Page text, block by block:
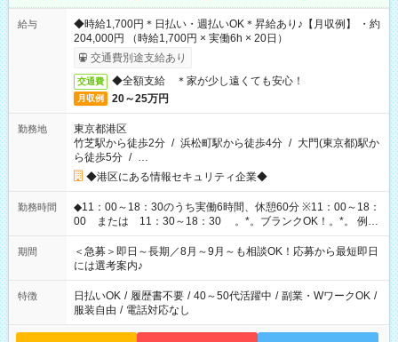
給与
◆時給1,700円＊日払い・週払いOK＊昇給あり♪【月収例】 ・約
204,000円 （時給1,700円 × 実働6h × 20日）
交通費別途支給あり
交通費 ◆全額支給 ＊家が少し遠くても安心！
月収例 20～25万円
勤務地
東京都港区
竹芝駅から徒歩2分 / 浜松町駅から徒歩4分 / 大門(東京都)駅か
ら徒歩5分 / …
◆港区にある情報セキュリティ企業◆
勤務時間
◆11：00～18：30のうち実働6時間、休憩60分 ※11：00～18：
00 または 11：30～18：30 。*。ブランクOK！。*。 例え
ば前職が、 在宅/財団法人/事務/コールセンター/受付/販売/カフェ
スタッフ スイーツ販売/ホテルフロント/化粧品販売/など 様々な
業界から入社して活躍されています♪
期間
＜急募＞即日～長期／8月～9月～も相談OK！応募から最短即日
には選考案内♪
特徴 日払いOK / 履歴書不要 / 40～50代活躍中 / 副業・WワークOK /
服装自由 / 電話対応なし